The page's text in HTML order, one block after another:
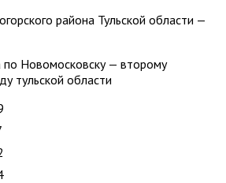
района Тульской области —
по Новомосковску — второму
тульской области